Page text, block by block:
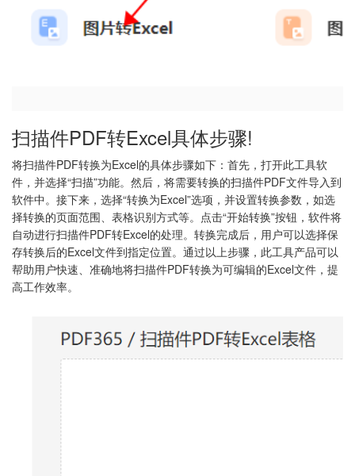
扫描件PDF转Excel具体步骤!
将扫描件PDF转换为Excel的具体步骤如下：首先，打开此工具软
件，并选择“扫描”功能。然后，将需要转换的扫描件PDF文件导入到
软件中。接下来，选择“转换为Excel”选项，并设置转换参数，如选
择转换的页面范围、表格识别方式等。点击“开始转换”按钮，软件将
自动进行扫描件PDF转Excel的处理。转换完成后，用户可以选择保
存转换后的Excel文件到指定位置。通过以上步骤，此工具产品可以
帮助用户快速、准确地将扫描件PDF转换为可编辑的Excel文件，提
高工作效率。